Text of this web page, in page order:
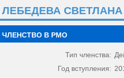
ЛЕБЕДЕВА
ЧЛЕНСТВО В РМО
Тип членства:
Год вступления: